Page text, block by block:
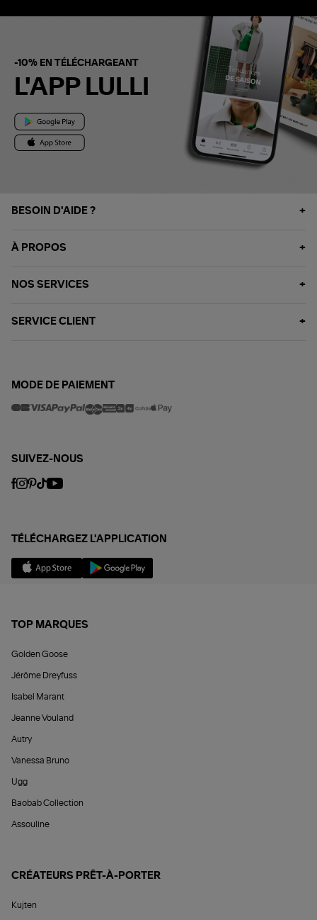
-10% EN TÉLÉCHARGEANT
L'APP LULLI
BESOIN D'AIDE ?
À PROPOS
NOS SERVICES
SERVICE CLIENT
MODE DE PAIEMENT
SUIVEZ-NOUS
TÉLÉCHARGEZ L'APPLICATION
TOP MARQUES
Golden Goose
Jérôme Dreyfuss
Isabel Marant
Jeanne Vouland
Autry
Vanessa Bruno
Ugg
Baobab Collection
Assouline
CRÉATEURS PRÊT-À-PORTER
Kujten